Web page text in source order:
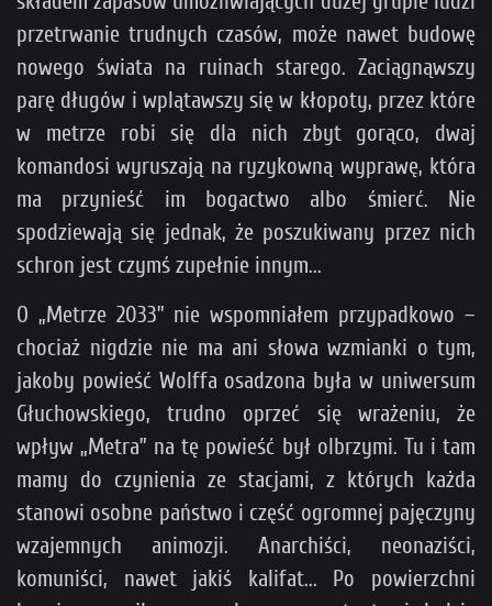
przetrwanie trudnych czasów, może nawet budowę
nowego świata na ruinach starego. Zaciągnąwszy
parę długów i wplątawszy się w kłopoty, przez które
w metrze robi się dla nich zbyt gorąco, dwaj
komandosi wyruszają na ryzykowną wyprawę, która
ma przynieść im bogactwo albo śmierć. Nie
spodziewają się jednak, że poszukiwany przez nich
schron jest czymś zupełnie innym...
O „Metrze 2033” nie wspomniałem przypadkowo –
chociaż nigdzie nie ma ani słowa wzmianki o tym,
jakoby powieść Wolffa osadzona była w uniwersum
Głuchowskiego, trudno oprzeć się wrażeniu, że
wpływ „Metra” na tę powieść był olbrzymi. Tu i tam
mamy do czynienia ze stacjami, z których każda
stanowi osobne państwo i część ogromnej pajęczyny
wzajemnych animozji. Anarchiści, neonaziści,
komuniści, nawet jakiś kalifat... Po powierzchni